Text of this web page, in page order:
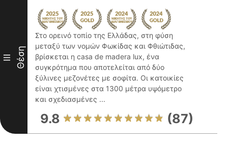
III Θέση
Στο ορεινό τοπίο της Ελλάδας, στη φύση
μεταξύ των νομών Φωκίδας και Φθιώτιδας,
βρίσκεται η casa de madera lux, ένα
συγκρότημα που αποτελείται από δύο
ξύλινες μεζονέτες με σοφίτα. Οι κατοικίες
είναι χτισμένες στα 1300 μέτρα υψόμετρο
και σχεδιασμένες ...
9.8 (87)